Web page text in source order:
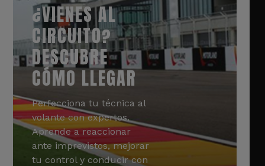
¿VIENES AL
CIRCUITO?
DESCUBRE
CÓMO LLEGAR
Perfecciona tu técnica al
volante con expertos.
Aprende a reaccionar
ante imprevistos, mejorar
tu control y conducir con